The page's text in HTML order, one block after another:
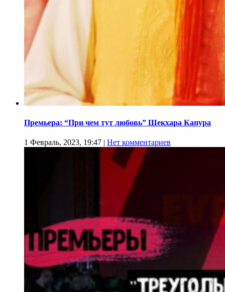
Премьера: “При чем тут любовь” Шекхара Капура
1 Февраль, 2023, 19:47 | Нет комментариев